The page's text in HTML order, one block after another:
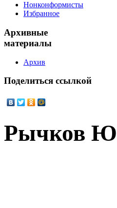
Нонконформисты
Избранное
Архивные
материалы
Архив
Поделиться ссылкой
Рычков